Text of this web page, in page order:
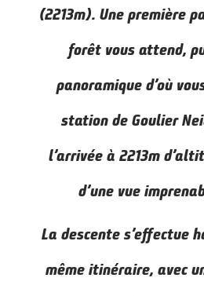
(2213m). Une première
forêt vous attend,
panoramique d’où
station de Goulier
l’arrivée à 2213m
d’une vue
La descente s’effectue
même itinéraire, avec